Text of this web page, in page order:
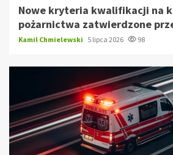
Nowe kryteria kwalifikacji na
pożarnictwa zatwierdzone
Kamil Chmielewski 5 lipca 2026 98